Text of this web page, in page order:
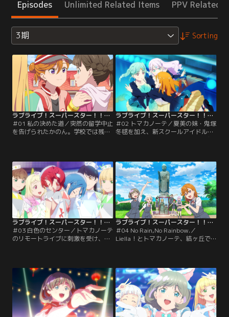
Episodes Unlimited Related Items PPV Related
3期 Sorting
ラブライブ！スーパースター！！TVアニメ3期 第01話
＃01 私の決めた道／突然の留学中止
を告げられたかのん。学校では残さ
なったマルガレーテは、Liella！に
対抗して「新スクールアイドル部」
を設立する。しかし部員が集まらな
いマルガレーテに、かのんはかつて
の自分を重ねていた。【提供：バン
ダイチャンネル】
ラブライブ！スーパースター！！TVアニメ3期 第02話
＃02 トマカノーテ／夏美の妹・鬼塚
冬毬を加え、新スクールアイドル部
は3人での活動を開始する。冷静沈
のんとマルガレーテ。初舞台として
リモートライブへの参加は決まった
ものの、スクールアイドルをやる目
的もスタンスも違う3人はちぐはぐ
で…そんな中、かのんは3人で曲を
作ろうと提案する。【提供：バンダ
イチャンネル】
ラブライブ！スーパースター！！TVアニメ3期 第03話
＃03 白色のセンター／トマカノーテ
のリモートライブに刺激を受け、負
ターに四季を推薦する。センターと
は何か、何故自分がセンターなのか
思考を巡らせる四季。しかしセンタ
ーの予行練習の最中、倒れた四季は
保健室に運ばれてしまう。【提供：
バンダイチャンネル】
ラブライブ！スーパースター！！TVアニメ3期 第04話
＃04 No Rain,No Rainbow.／
Liella！とトマカノーテ、結ヶ丘で
た両グループ。互いの想いをぶつけ
合う中で突然、夏美と冬毬がどこか
へ走り去ってしまう。鬼塚姉妹を追
いかけてかのんたちが辿り着いたの
は牛久、鬼塚家で…。【提供：バン
ダイチャンネル】